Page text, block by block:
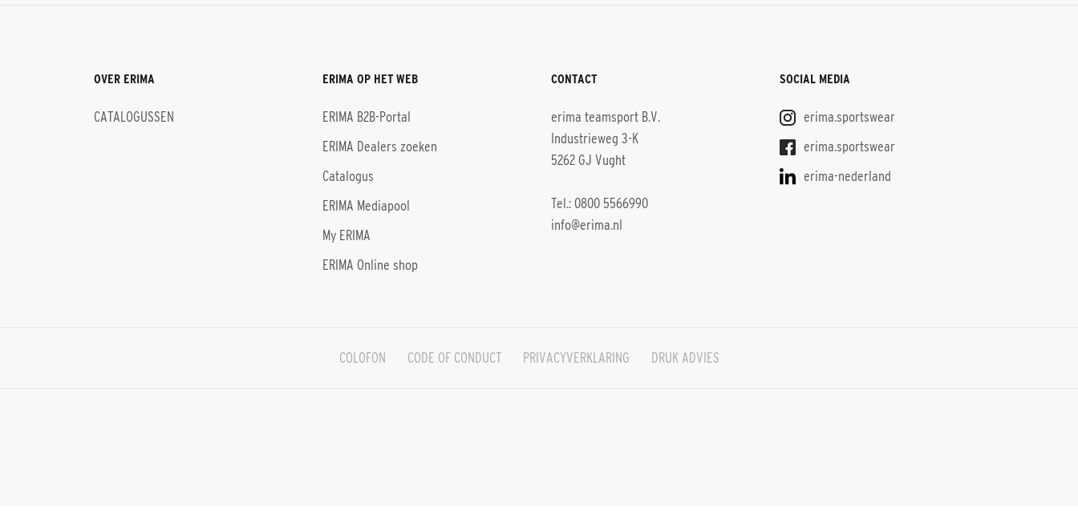
OVER ERIMA
CATALOGUSSEN
ERIMA OP HET WEB
ERIMA B2B-Portal
ERIMA Dealers zoeken
Catalogus
ERIMA Mediapool
My ERIMA
ERIMA Online shop
CONTACT
erima teamsport B.V.
Industrieweg 3-K
5262 GJ Vught
Tel.: 0800 5566990
info@erima.nl
SOCIAL MEDIA
erima.sportswear
erima.sportswear
erima-nederland
COLOFON CODE OF CONDUCT PRIVACYVERKLARING DRUK ADVIES